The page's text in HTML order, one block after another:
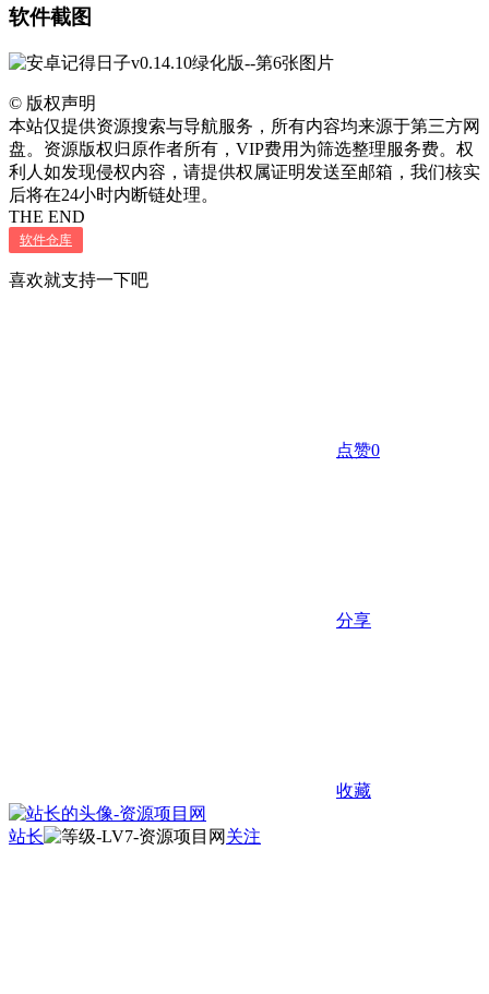
软件截图
© 版权声明
本站仅提供资源搜索与导航服务，所有内容均来源于第三方网
盘。资源版权归原作者所有，VIP费用为筛选整理服务费。权
利人如发现侵权内容，请提供权属证明发送至邮箱，我们核实
后将在24小时内断链处理。
THE END
软件仓库
喜欢就支持一下吧
点赞0
分享
收藏
站长 关注